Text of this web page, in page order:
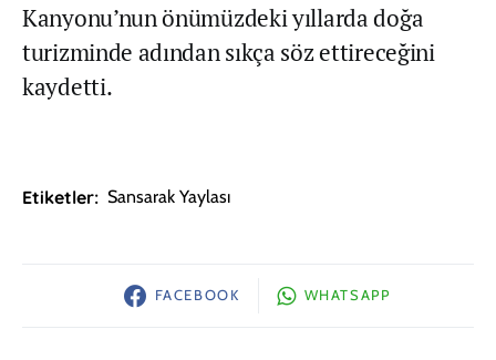
Kanyonu’nun önümüzdeki yıllarda doğa
turizminde adından sıkça söz ettireceğini
kaydetti.
Etiketler: Sansarak Yaylası
FACEBOOK WHATSAPP